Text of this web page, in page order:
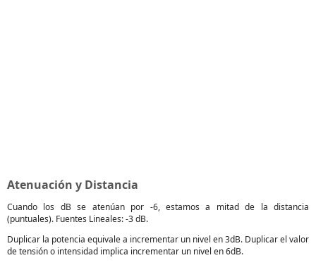
Atenuación y Distancia
Cuando los dB se atenúan por -6, estamos a mitad de la distancia
(puntuales). Fuentes Lineales: -3 dB.
Duplicar la potencia equivale a incrementar un nivel en 3dB. Duplicar el valor
de tensión o intensidad implica incrementar un nivel en 6dB.